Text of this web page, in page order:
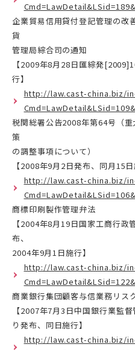
企業貿易信用貸付登記管理の改
貨
管理局綜合司の通知
【2009年8月28日匯綜発
行】
http://law.cast-china.biz/
税関総署公告2008年第64号（
策
の調整事項について）
【2008年9月2日発布、同月15日
http://law.cast-china.biz/
商標印刷製作管理弁法
【2004年8月19日国家工商行
布、
2004年9月1日施行】
http://law.cast-china.biz/
商業銀行集団顧客与信業務リス
【2007年7月3日中国銀行業監
り発布、同日施行】
http://law.cast-china.biz/